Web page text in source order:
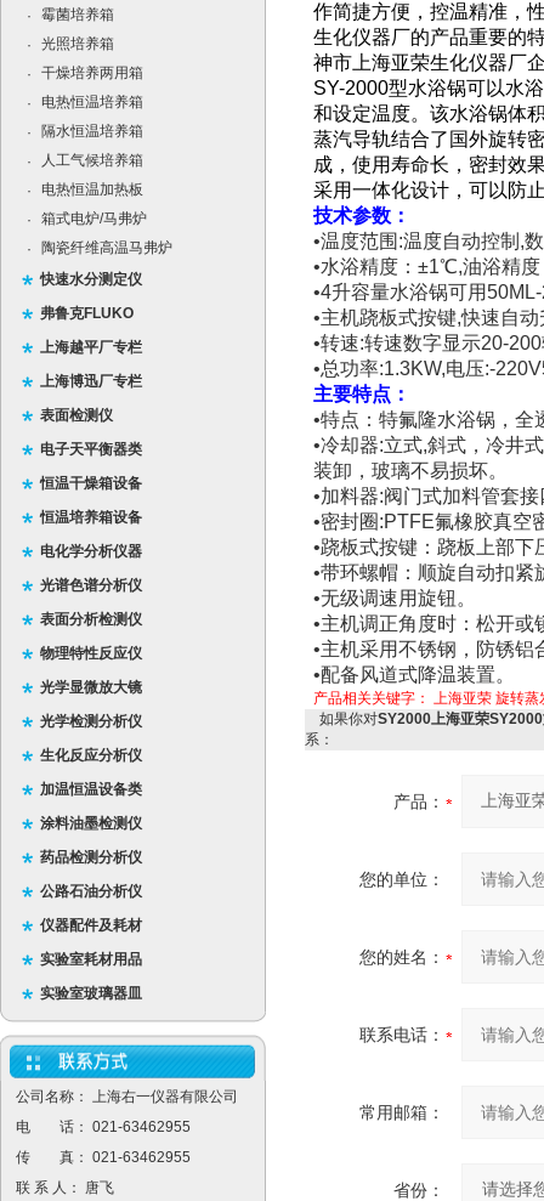
·
霉菌培养箱
·
光照培养箱
·
干燥培养两用箱
·
电热恒温培养箱
·
隔水恒温培养箱
·
人工气候培养箱
·
电热恒温加热板
·
箱式电炉/马弗炉
·
陶瓷纤维高温马弗炉
快速水分测定仪
弗鲁克FLUKO
上海越平厂专栏
上海博迅厂专栏
表面检测仪
电子天平衡器类
恒温干燥箱设备
恒温培养箱设备
电化学分析仪器
光谱色谱分析仪
表面分析检测仪
物理特性反应仪
光学显微放大镜
光学检测分析仪
生化反应分析仪
加温恒温设备类
涂料油墨检测仪
药品检测分析仪
公路石油分析仪
仪器配件及耗材
实验室耗材用品
实验室玻璃器皿
公司名称： 上海右一仪器有限公司
电 话： 021-63462955
传 真： 021-63462955
联 系 人： 唐飞
作简捷方便，控温精准，
生化仪器厂的产品重要的
神市上海亚荣生化仪器厂
SY-2000型水浴锅可以水
和设定温度。该水浴锅体
蒸汽导轨结合了国外旋转
成，使用寿命长，密封效
采用一体化设计，可以防
技术参数：
•温度范围:温度自动控制,
•水浴精度：±1℃,油浴精
•4升容量水浴锅可用
•主机跷板式按键,快速自
•转速:转速数字显示20-
•总功率:1.3KW,电压:-
主要特点：
•特点：特氟隆水浴锅，
•冷却器:立式,斜式，冷井
装卸，玻璃不易损坏。
•加料器:阀门式加料管套
•密封圈:PTFE氟橡胶真空
•跷板式按键：跷板上部
•带环螺帽：顺旋自动扣
•无级调速用旋钮。
•主机调正角度时：松开或
•主机采用不锈钢，防锈
•配备风道式降温装置。
产品相关关键字： 上海亚荣 旋转蒸
如果你对SY2000上海亚荣
系：
产品：
您的单位：
您的姓名：
联系电话：
常用邮箱：
省份：